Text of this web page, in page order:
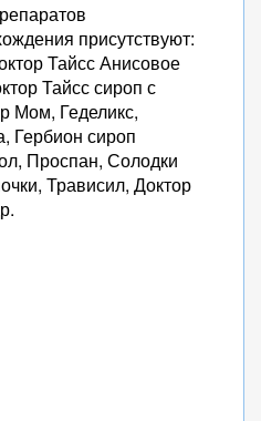
присутствуют:
Тайсс Анисовое
Тайсс сироп с
Мом, Геделикс,
Гербион сироп
Проспан, Солодки
Трависил, Доктор